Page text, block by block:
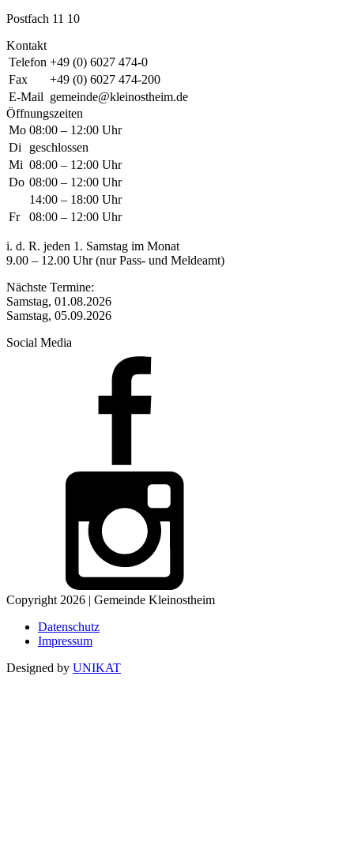
Postfach 11 10
Kontakt
Telefon +49 (0) 6027 474-0
Fax
+49 (0) 6027 474-200
E-Mail gemeinde@kleinostheim.de
Öffnungszeiten
Mo 08:00 – 12:00 Uhr
Di
geschlossen
Mi 08:00 – 12:00 Uhr
Do 08:00 – 12:00 Uhr
14:00 – 18:00 Uhr
Fr
08:00 – 12:00 Uhr
i. d. R. jeden 1. Samstag im Monat
9.00 – 12.00 Uhr (nur Pass- und Meldeamt)
Nächste Termine:
Samstag, 01.08.2026
Samstag, 05.09.2026
Social Media
Copyright 2026 | Gemeinde Kleinostheim
Datenschutz
Impressum
Designed by UNIKAT